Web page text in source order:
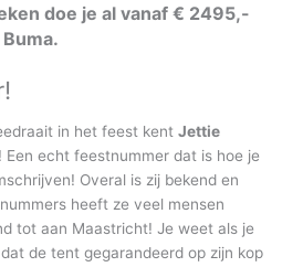
doe je al vanaf € 2495,-
in het feest kent Jettie
Een echt feestnummer dat is hoe je
Overal is zij bekend en
heeft ze veel mensen
tot aan Maastricht! Je weet als je
de tent gegarandeerd op zijn kop